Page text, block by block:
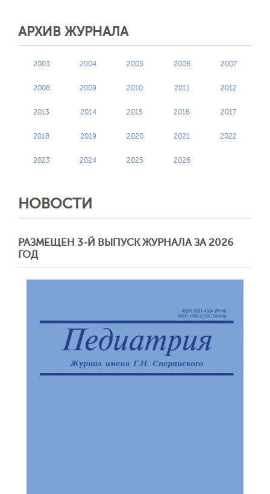
АРХИВ ЖУРНАЛА
2003 2004 2005 2006 2007
2008 2009 2010 2011 2012
2013 2014 2015 2016 2017
2018 2019 2020 2021 2022
2023 2024 2025 2026
НОВОСТИ
РАЗМЕЩЕН 3-Й ВЫПУСК ЖУРНАЛА ЗА 2026
ГОД